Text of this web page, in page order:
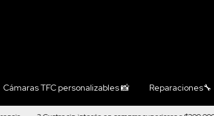
Cámaras TFC personalizables 📸 Reparaciones🔧